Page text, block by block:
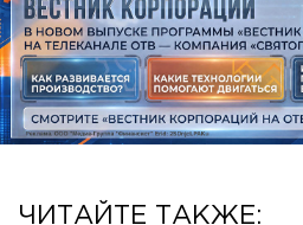
ЧИТАЙТЕ ТАКЖЕ: